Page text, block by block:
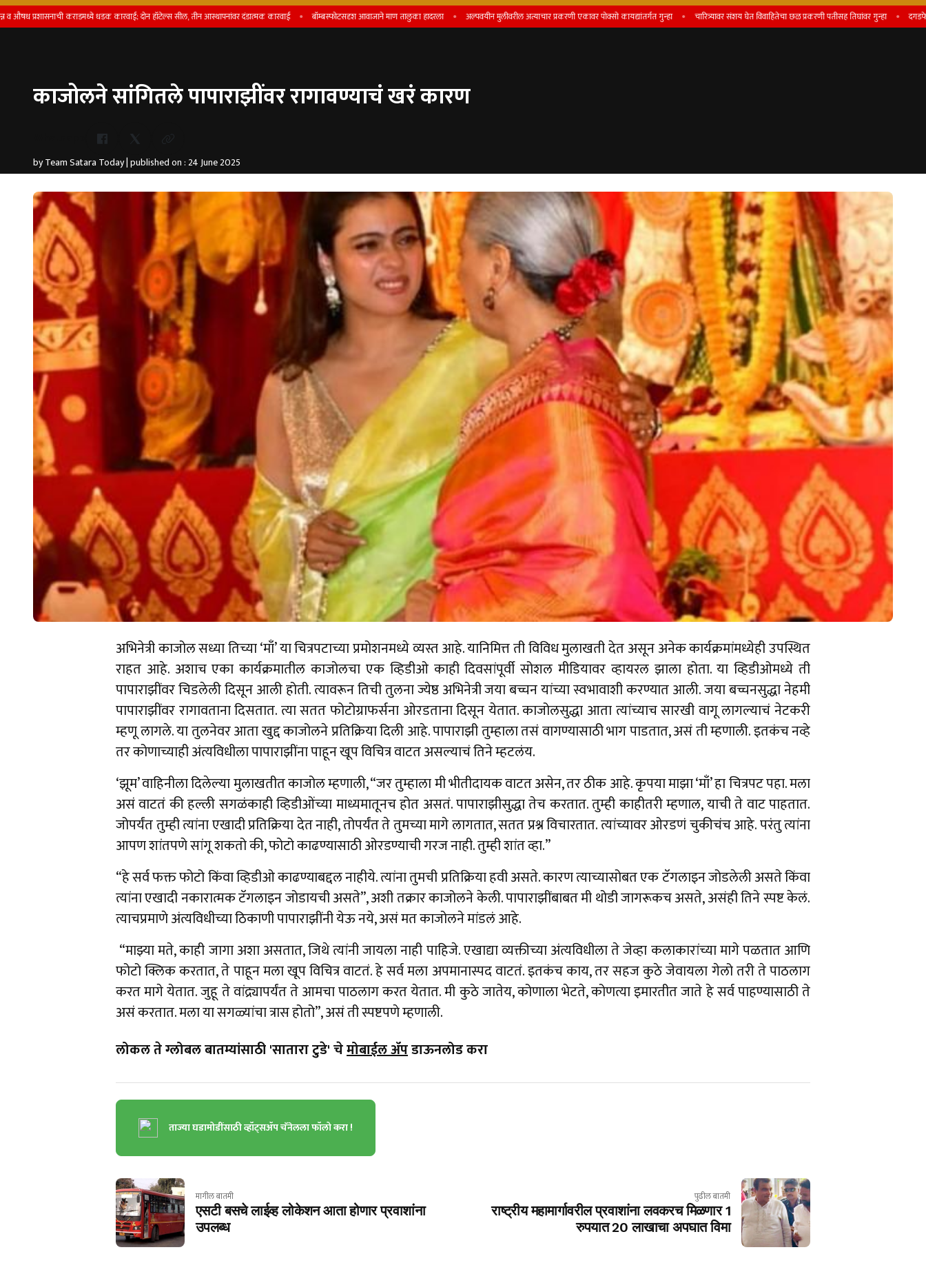
कराडमध्ये धडक कारवाई; दोन हॉटेल्स सील, तीन आस्थापनांवर दंडात्मक कारवाई बॉम्बस्फोटसदृश आवाजाने माण तालुका हादरला अल्पवयीन मुलीवरील अत्याचार प्रकरणी एकावर पोक्सो कायद्यांतर्गत गुन्हा चारित्र्यावर संशय घेत विवाहितेचा छळ प्रकरणी पतीसह तिघांवर गुन्हा दगडफेक
काजोलने सांगितले पापाराझींवर रागावण्याचं खरं कारण
by Team Satara Today | published on : 24 June 2025
अभिनेत्री काजोल सध्या तिच्या ‘माँ’ या चित्रपटाच्या प्रमोशनमध्ये व्यस्त आहे. यानिमित्त ती विविध मुलाखती देत असून अनेक कार्यक्रमांमध्येही उपस्थित
राहत आहे. अशाच एका कार्यक्रमातील काजोलचा एक व्हिडीओ काही दिवसांपूर्वी सोशल मीडियावर व्हायरल झाला होता. या व्हिडीओमध्ये ती
पापाराझींवर चिडलेली दिसून आली होती. त्यावरून तिची तुलना ज्येष्ठ अभिनेत्री जया बच्चन यांच्या स्वभावाशी करण्यात आली. जया बच्चनसुद्धा नेहमी
पापाराझींवर रागावताना दिसतात. त्या सतत फोटोग्राफर्सना ओरडताना दिसून येतात. काजोलसुद्धा आता त्यांच्याच सारखी वागू लागल्याचं नेटकरी
म्हणू लागले. या तुलनेवर आता खुद्द काजोलने प्रतिक्रिया दिली आहे. पापाराझी तुम्हाला तसं वागण्यासाठी भाग पाडतात, असं ती म्हणाली. इतकंच नव्हे
तर कोणाच्याही अंत्यविधीला पापाराझींना पाहून खूप विचित्र वाटत असल्याचं तिने म्हटलंय.
‘झूम’ वाहिनीला दिलेल्या मुलाखतीत काजोल म्हणाली, “जर तुम्हाला मी भीतीदायक वाटत असेन, तर ठीक आहे. कृपया माझा ‘माँ’ हा चित्रपट पहा. मला
असं वाटतं की हल्ली सगळंकाही व्हिडीओंच्या माध्यमातूनच होत असतं. पापाराझीसुद्धा तेच करतात. तुम्ही काहीतरी म्हणाल, याची ते वाट पाहतात.
जोपर्यंत तुम्ही त्यांना एखादी प्रतिक्रिया देत नाही, तोपर्यंत ते तुमच्या मागे लागतात, सतत प्रश्न विचारतात. त्यांच्यावर ओरडणं चुकीचंच आहे. परंतु त्यांना
आपण शांतपणे सांगू शकतो की, फोटो काढण्यासाठी ओरडण्याची गरज नाही. तुम्ही शांत व्हा.”
“हे सर्व फक्त फोटो किंवा व्हिडीओ काढण्याबद्दल नाहीये. त्यांना तुमची प्रतिक्रिया हवी असते. कारण त्याच्यासोबत एक टॅगलाइन जोडलेली असते किंवा
त्यांना एखादी नकारात्मक टॅगलाइन जोडायची असते”, अशी तक्रार काजोलने केली. पापाराझींबाबत मी थोडी जागरूकच असते, असंही तिने स्पष्ट केलं.
त्याचप्रमाणे अंत्यविधीच्या ठिकाणी पापाराझींनी येऊ नये, असं मत काजोलने मांडलं आहे.
“माझ्या मते, काही जागा अशा असतात, जिथे त्यांनी जायला नाही पाहिजे. एखाद्या व्यक्तीच्या अंत्यविधीला ते जेव्हा कलाकारांच्या मागे पळतात आणि
फोटो क्लिक करतात, ते पाहून मला खूप विचित्र वाटतं. हे सर्व मला अपमानास्पद वाटतं. इतकंच काय, तर सहज कुठे जेवायला गेलो तरी ते पाठलाग
करत मागे येतात. जुहू ते वांद्र्यापर्यंत ते आमचा पाठलाग करत येतात. मी कुठे जातेय, कोणाला भेटते, कोणत्या इमारतीत जाते हे सर्व पाहण्यासाठी ते
असं करतात. मला या सगळ्यांचा त्रास होतो”, असं ती स्पष्टपणे म्हणाली.
लोकल ते ग्लोबल बातम्यांसाठी 'सातारा टुडे' चेमोबाईल ॲपडाऊनलोड करा
ताज्या घडामोडींसाठी व्हॉट्सॲप चॅनेलला फॉलो करा !
मागील बातमी
एसटी बसचे लाईव्ह लोकेशन आता होणार प्रवाशांना
उपलब्ध
पुढील बातमी
राष्ट्रीय महामार्गावरील प्रवाशांना लवकरच मिळणार 1
रुपयात 20 लाखाचा अपघात विमा